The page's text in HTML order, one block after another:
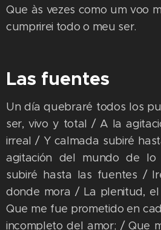
Que às vezes como um voo
cumprirei todo o meu ser.
Las fuentes
Un día quebraré todos los
ser, vivo y total / A la
irreal / Y calmada subiré
agitación del mundo de
subiré hasta las fuentes /
donde mora / La plenitud,
Que me fue prometido en
incompleto del amor; / Que